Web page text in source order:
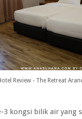
Review - The Retreat
3 kongsi bilik air yang